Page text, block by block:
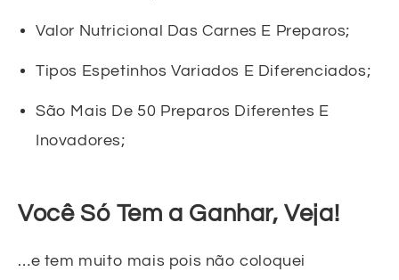
Valor Nutricional Das Carnes E Preparos;
Tipos Espetinhos Variados E Diferenciados;
São Mais De 50 Preparos Diferentes E
Inovadores;
Você Só Tem a Ganhar, Veja!
…e tem muito mais pois não coloquei